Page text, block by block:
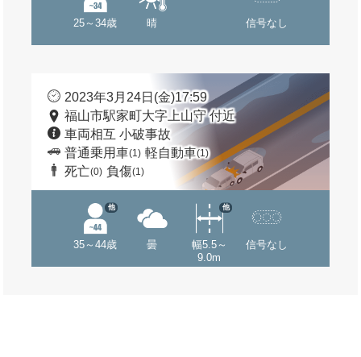
25～34歳 晴 信号なし
2023年3月24日(金)17:59
福山市駅家町大字上山守 付近
車両相互 小破事故
普通乗用車(1) 軽自動車(1)
死亡(0) 負傷(1)
35～44歳
他
曇
幅5.5～
9.0m
他
信号なし